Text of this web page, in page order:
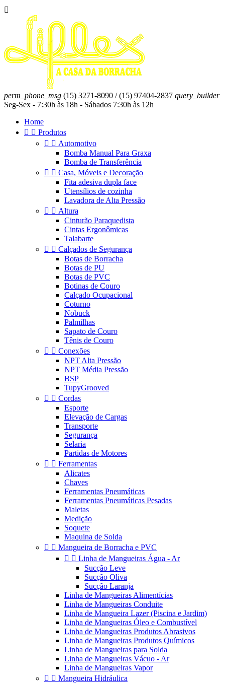

perm_phone_msg (15) 3271-8090 / (15) 97404-2837 query_builder
Seg-Sex - 7:30h às 18h - Sábados 7:30h às 12h
Home
  Produtos
  Automotivo
Bomba Manual Para Graxa
Bomba de Transferência
  Casa, Móveis e Decoração
Fita adesiva dupla face
Utensílios de cozinha
Lavadora de Alta Pressão
  Altura
Cinturão Paraquedista
Cintas Ergonômicas
Talabarte
  Calçados de Segurança
Botas de Borracha
Botas de PU
Botas de PVC
Botinas de Couro
Calçado Ocupacional
Coturno
Nobuck
Palmilhas
Sapato de Couro
Tênis de Couro
  Conexões
NPT Alta Pressão
NPT Média Pressão
BSP
TupyGrooved
  Cordas
Esporte
Elevação de Cargas
Transporte
Segurança
Selaria
Partidas de Motores
  Ferramentas
Alicates
Chaves
Ferramentas Pneumáticas
Ferramentas Pneumáticas Pesadas
Maletas
Medição
Soquete
Maquina de Solda
  Mangueira de Borracha e PVC
  Linha de Mangueiras Água - Ar
Sucção Leve
Sucção Oliva
Sucção Laranja
Linha de Mangueiras Alimentícias
Linha de Mangueiras Conduite
Linha de Mangueira Lazer (Piscina e Jardim)
Linha de Mangueiras Óleo e Combustível
Linha de Mangueiras Produtos Abrasivos
Linha de Mangueiras Produtos Químicos
Linha de Mangueiras para Solda
Linha de Mangueiras Vácuo - Ar
Linha de Mangueiras Vapor
  Mangueira Hidráulica